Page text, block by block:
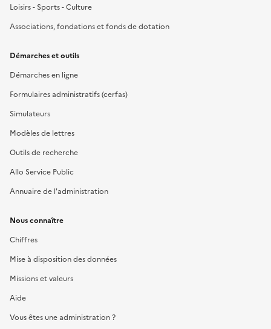
Loisirs - Sports - Culture
Associations, fondations et fonds de dotation
Démarches et outils
Démarches en ligne
Formulaires administratifs (cerfas)
Simulateurs
Modèles de lettres
Outils de recherche
Allo Service Public
Annuaire de l'administration
Nous connaître
Chiffres
Mise à disposition des données
Missions et valeurs
Aide
Vous êtes une administration ?